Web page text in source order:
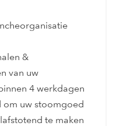
&
van uw
4 werkdagen
om uw stoomgoed
te maken